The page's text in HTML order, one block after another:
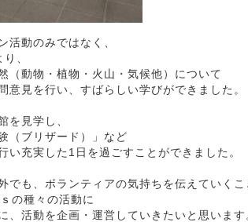
活動のみではなく、
、
（動物・植物・火山・気候他）について
意見を行い、すばらしい学びができました。
を見学し、
（ブリザード）」など
い充実した1日を過ごすことができました。
でも、ボランティアの気持ちを伝えていくこ
の種々の活動に
、活動を企画・運営していきたいと思います